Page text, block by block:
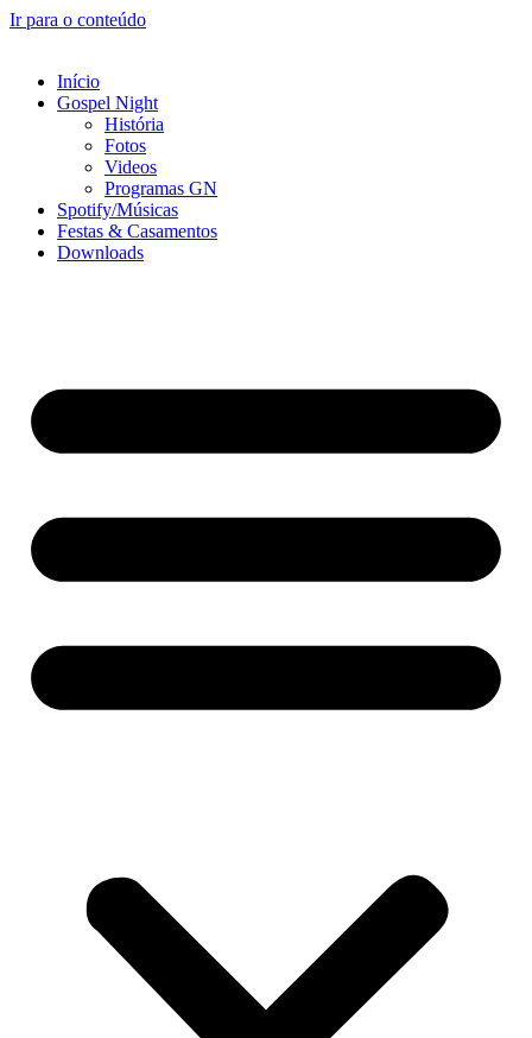
Ir para o conteúdo
Início
Gospel Night
História
Fotos
Videos
Programas GN
Spotify/Músicas
Festas & Casamentos
Downloads